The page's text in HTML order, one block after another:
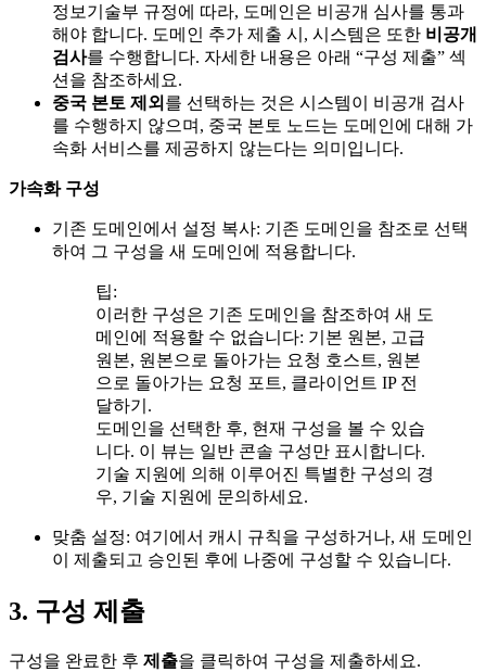
정보기술부 규정에 따라, 도메인은 비공개 심사를 통과
해야 합니다. 도메인 추가 제출 시, 시스템은 또한 비공개
검사를 수행합니다. 자세한 내용은 아래 “구성 제출” 섹
션을 참조하세요.
중국 본토 제외 를 선택하는 것은 시스템이 비공개 검사
를 수행하지 않으며, 중국 본토 노드는 도메인에 대해 가
속화 서비스를 제공하지 않는다는 의미입니다.
가속화 구성
기존 도메인에서 설정 복사: 기존 도메인을 참조로 선택
하여 그 구성을 새 도메인에 적용합니다.
팁:
이러한 구성은 기존 도메인을 참조하여 새 도
메인에 적용할 수 없습니다: 기본 원본, 고급
원본, 원본으로 돌아가는 요청 호스트, 원본
으로 돌아가는 요청 포트, 클라이언트 IP 전
달하기.
도메인을 선택한 후, 현재 구성을 볼 수 있습
니다. 이 뷰는 일반 콘솔 구성만 표시합니다.
기술 지원에 의해 이루어진 특별한 구성의 경
우, 기술 지원에 문의하세요.
맞춤 설정: 여기에서 캐시 규칙을 구성하거나, 새 도메인
이 제출되고 승인된 후에 나중에 구성할 수 있습니다.
3. 구성 제출
구성을 완료한 후 제출을 클릭하여 구성을 제출하세요.